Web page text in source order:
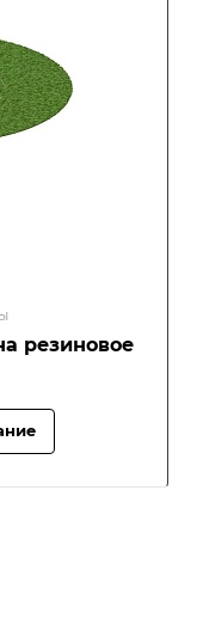
резиновое